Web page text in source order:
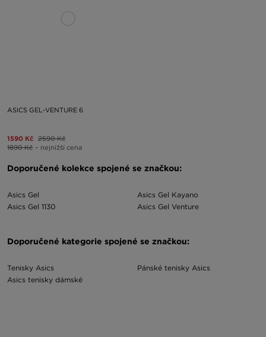
ASICS GEL-VENTURE 6
1590 Kč 2590 Kč
1890 Kč – nejnižší cena
Doporučené kolekce spojené se značkou:
Asics Gel
Asics Gel 1130
Asics Gel Kayano
Asics Gel Venture
Doporučené kategorie spojené se značkou:
Tenisky Asics
Asics tenisky dámské
Pánské tenisky Asics